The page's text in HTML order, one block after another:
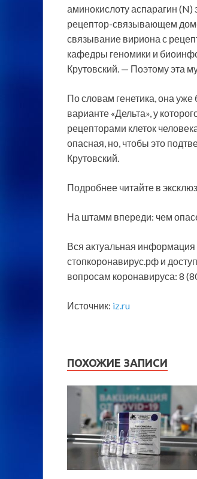
аминокислоту аспарагин (N)
рецептор-связывающем
связывание вириона с
кафедры геномики и
Крутовский. — Поэтому эта
По словам генетика, она
варианте «Дельта», у
рецепторами клеток
опасная, но, чтобы это
Крутовский.
Подробнее читайте в
На штамм впереди: чем
Вся актуальная информация
стопкоронавирус.рф и
вопросам коронавируса: 8
Источник: iz.ru
ПОХОЖИЕ ЗАПИСИ